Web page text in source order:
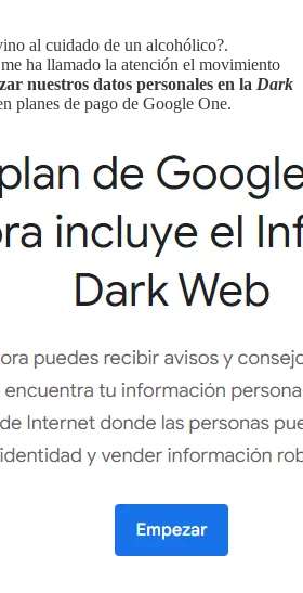
al cuidado de un alcohólico?.
ha llamado la atención el movimiento
nuestros datos personales en la Dark
planes de pago de Google One.